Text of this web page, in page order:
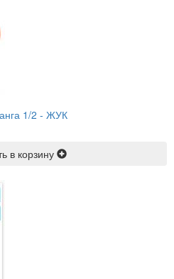
1/2 - ЖУК
в корзину